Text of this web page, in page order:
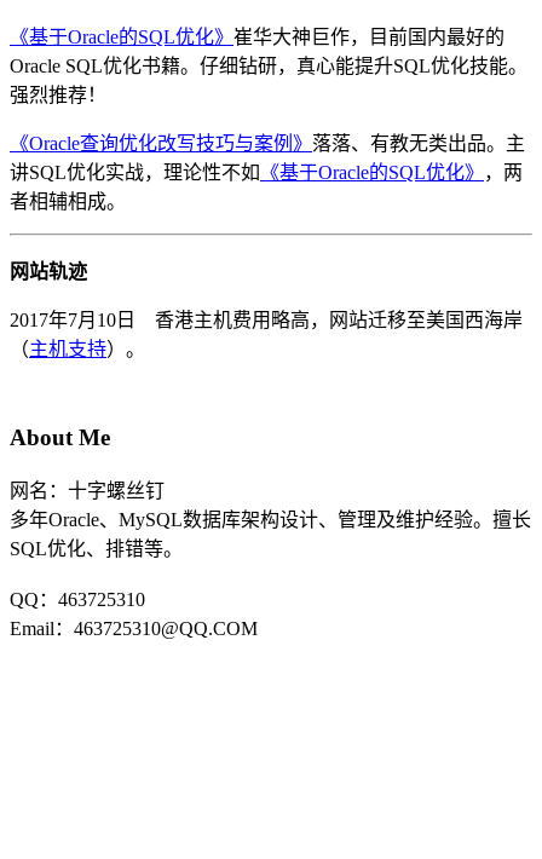
《基于Oracle的SQL优化》 崔华大神巨作，目前国内最好的
Oracle SQL优化书籍。仔细钻研，真心能提升SQL优化技能。
强烈推荐！
《Oracle查询优化改写技巧与案例》 落落、有教无类出品。主
讲SQL优化实战，理论性不如 《基于Oracle的SQL优化》 ，两
者相辅相成。
网站轨迹
2017年7月10日 香港主机费用略高，网站迁移至美国西海岸
（主机支持）。
About Me
网名：十字螺丝钉
多年Oracle、MySQL数据库架构设计、管理及维护经验。擅长
SQL优化、排错等。
QQ：463725310
Email：463725310@QQ.COM